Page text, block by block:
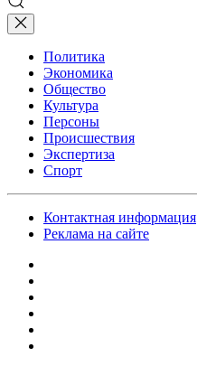
Политика
Экономика
Общество
Культура
Персоны
Происшествия
Экспертиза
Спорт
Контактная информация
Реклама на сайте